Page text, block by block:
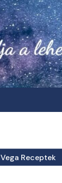
Vega Receptek